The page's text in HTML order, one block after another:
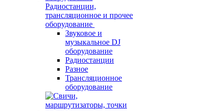
Радиостанции,
трансляционное и прочее
оборудование
Звуковое и
музыкальное DJ
оборудование
Радиостанции
Разное
Трансляционное
оборудование